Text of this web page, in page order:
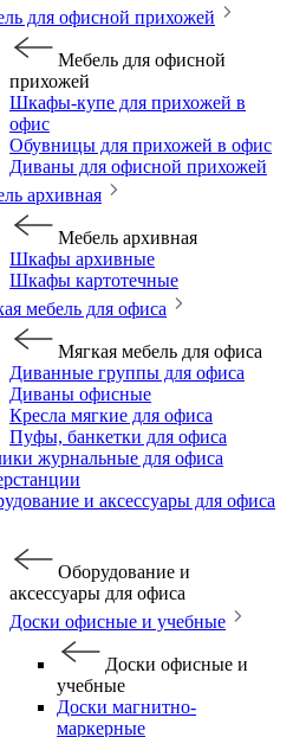
для офисной прихожей
Мебель для офисной
прихожей
Шкафы-купе для прихожей в
офис
Обувницы для прихожей в офис
Диваны для офисной прихожей
архивная
Мебель архивная
Шкафы архивные
Шкафы картотечные
мебель для офиса
Мягкая мебель для офиса
Диванные группы для офиса
Диваны офисные
Кресла мягкие для офиса
Пуфы, банкетки для офиса
журнальные для офиса
и аксессуары для офиса
Оборудование и
аксессуары для офиса
Доски офисные и учебные
Доски офисные и
учебные
Доски магнитно-
маркерные